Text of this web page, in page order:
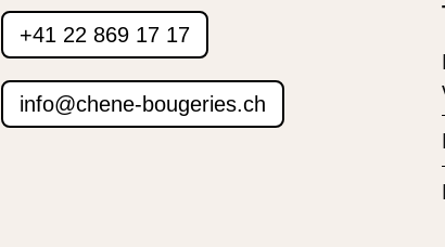
+41 22 869 17 17
info@chene-bougeries.ch